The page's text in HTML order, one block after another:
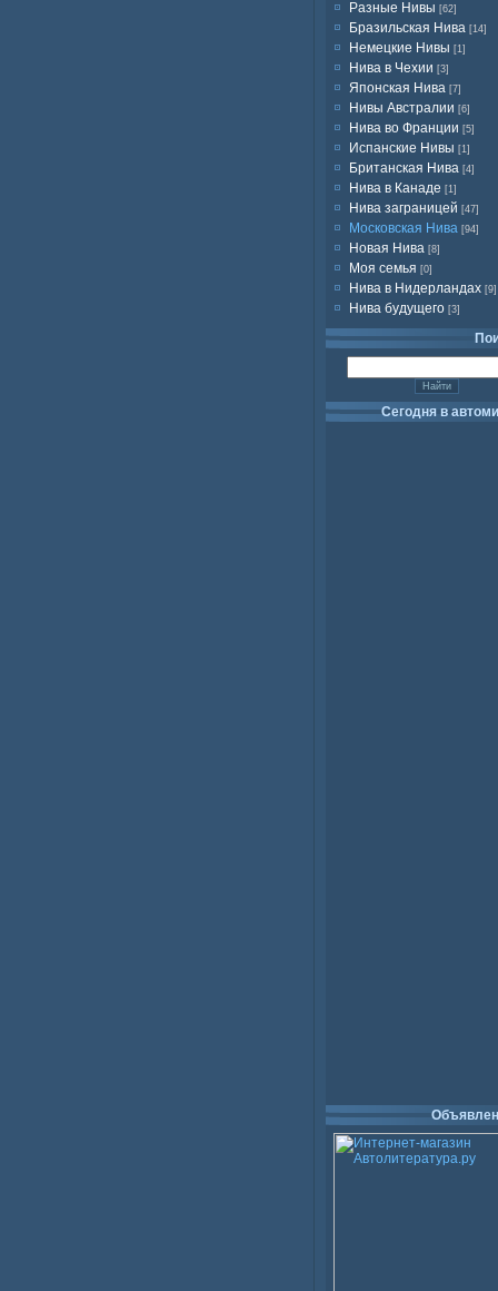
Разные Нивы [62]
Бразильская Нива [14]
Немецкие Нивы [1]
Нива в Чехии [3]
Японская Нива [7]
Нивы Австралии [6]
Нива во Франции [5]
Испанские Нивы [1]
Британская Нива [4]
Нива в Канаде [1]
Нива заграницей [47]
Московская Нива [94]
Новая Нива [8]
Моя семья [0]
Нива в Нидерландах [9]
Нива будущего [3]
Сегодня в